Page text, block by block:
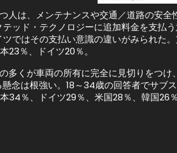
人は、メンテナンスや交通／道路の安
ッド・テクノロジーに追加料金を支払
ではその支払い意識の違いがみられた
23％、ドイツ20％。
多くが車両の所有に完全に見切りをつ
念は根強い。18～34歳の回答者でサブ
％、ドイツ29％、米国28％、韓国26％